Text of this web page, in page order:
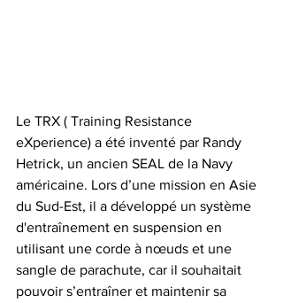
Le TRX ( Training Resistance
eXperience) a été inventé par Randy
Hetrick, un ancien SEAL de la Navy
américaine. Lors d’une mission en Asie
du Sud-Est, il a développé un système
d'entraînement en suspension en
utilisant une corde à nœuds et une
sangle de parachute, car il souhaitait
pouvoir s’entraîner et maintenir sa